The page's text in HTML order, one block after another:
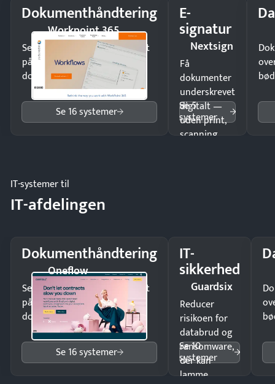
Dokumenthåndtering
Workpoint 365
Send kontrakter til underskrift
på minutter og mist ingen
dokumenter.
Se 16 systemer
E-
signatur
Nextsign
Få
dokumenter
underskrevet
digitalt —
uden print,
scanning
Se 5
systemer
IT-systemer til
IT-afdelingen
Dokumenthåndtering
Oneflow
Send kontrakter til underskrift
på minutter og mist ingen
dokumenter.
Se 16 systemer
IT-
sikkerhed
Guardsix
Reducer
risikoen for
databrud og
ransomware,
der kan
lamme
Se 10
systemer